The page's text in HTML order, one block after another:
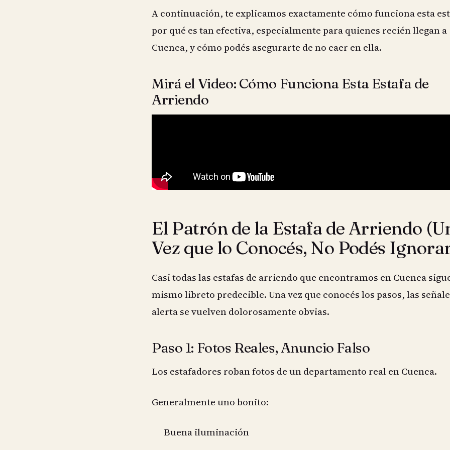
A continuación, te explicamos exactamente cómo funciona esta
por qué es tan efectiva, especialmente para quienes recién llegan a
Cuenca, y cómo podés asegurarte de no caer en ella.
Mirá el Video: Cómo Funciona Esta Estafa de
Arriendo
El Patrón de la Estafa de Arriendo
Vez que lo Conocés, No Podés
Casi todas las estafas de arriendo que encontramos en Cuenca
mismo libreto predecible. Una vez que conocés los pasos, las
alerta se vuelven dolorosamente obvias.
Paso 1: Fotos Reales, Anuncio Falso
Los estafadores roban fotos de un departamento real en Cuenca.
Generalmente uno bonito:
Buena iluminación